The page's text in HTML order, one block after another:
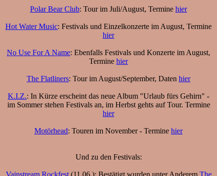
Polar Bear Club: Tour im Juli/August, Termine hier
Hot Water Music: Festivals und Einzelkonzerte im August, Termine
hier
No Use For A Name: Ebenfalls Festivals und Konzerte im August,
Termine hier
The Flatliners: Tour im August/September, Daten hier
K.I.Z.: In Kürze erscheint das neue Album "Urlaub fürs Gehirn" -
im Sommer stehen Festivals an, im Herbst gehts auf Tour. Termine
hier
Motörhead: Touren im November - Termine hier
Und zu den Festivals:
Vainstream Rockfest(11.06.): Bestätigt wurden unter Anderem The